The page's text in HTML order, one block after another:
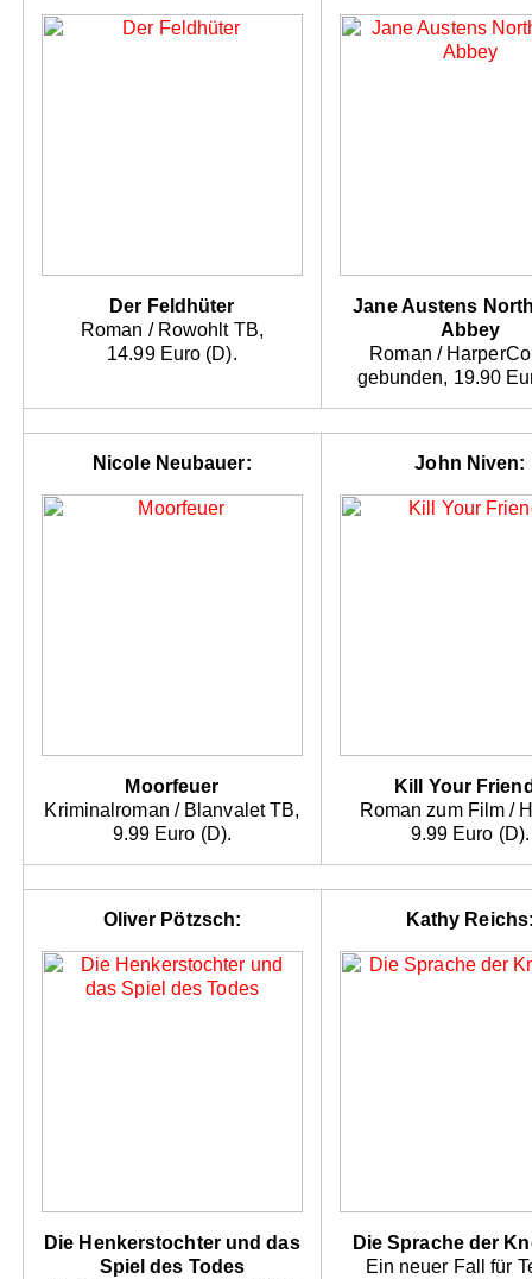
Der Feldhüter
Roman / Rowohlt TB,
14.99 Euro (D).
Jane Austens
Abbey
Roman /
gebunden, 19.90
Nicole Neubauer:
Moorfeuer
Kriminalroman / Blanvalet TB,
9.99 Euro (D).
John Niven:
Kill Your
Roman zum Film /
9.99 Euro (D).
Oliver Pötzsch:
Die Henkerstochter und das
Spiel des Todes
Kathy
Die Sprache der
Ein neuer Fall für